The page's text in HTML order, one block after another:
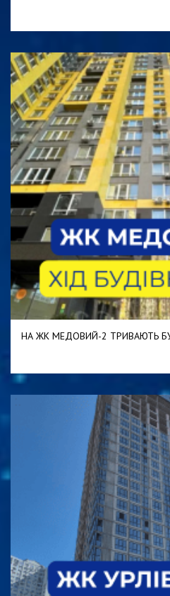
НА ЖК МЕДОВИЙ-2 ТРИВАЮТЬ